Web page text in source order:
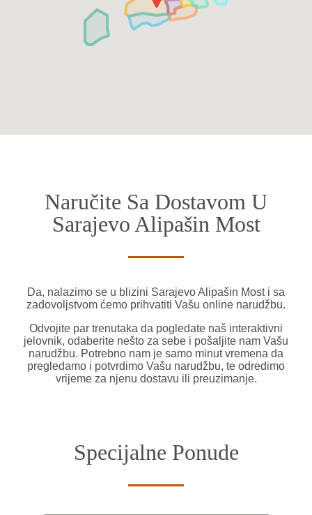
Naručite Sa Dostavom U
Sarajevo Alipašin Most
Da, nalazimo se u blizini Sarajevo Alipašin Most i sa
zadovoljstvom ćemo prihvatiti Vašu online narudžbu.
Odvojite par trenutaka da pogledate naš interaktivni
jelovnik, odaberite nešto za sebe i pošaljite nam Vašu
narudžbu. Potrebno nam je samo minut vremena da
pregledamo i potvrdimo Vašu narudžbu, te odredimo
vrijeme za njenu dostavu ili preuzimanje.
Specijalne Ponude